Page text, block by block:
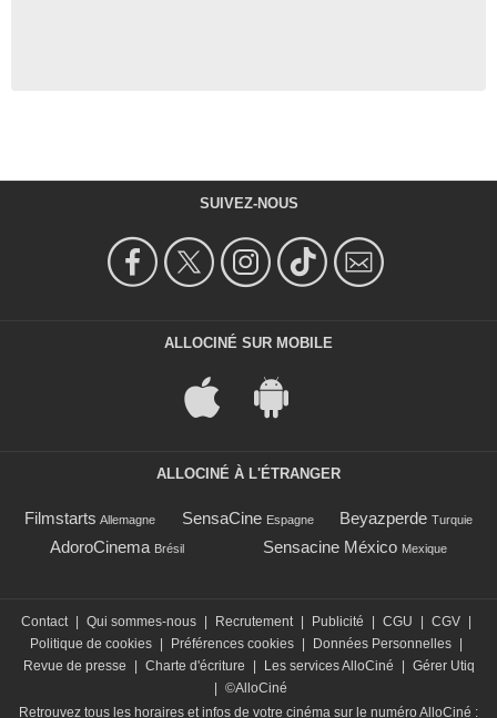
SUIVEZ-NOUS
ALLOCINÉ SUR MOBILE
ALLOCINÉ À L'ÉTRANGER
Filmstarts Allemagne SensaCine Espagne Beyazperde Turquie
AdoroCinema Brésil Sensacine México Mexique
Contact Qui sommes-nous Recrutement Publicité CGU CGV
Politique de cookies
Préférences cookies Données Personnelles
Revue de presse
Charte d'écriture Les services AlloCiné
Gérer Utiq
©AlloCiné
Retrouvez tous les horaires et infos de votre cinéma sur le numéro AlloCiné :